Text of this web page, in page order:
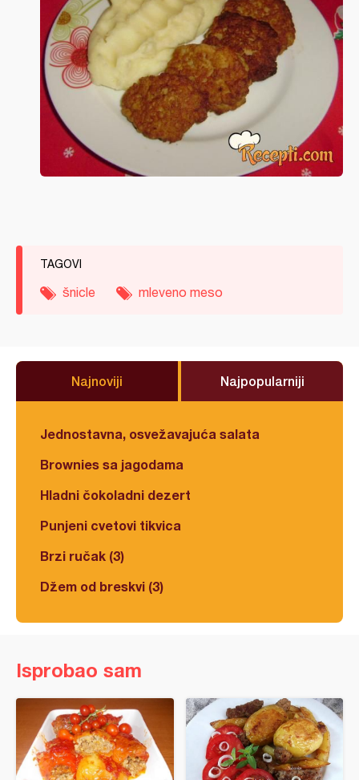
TAGOVI
šnicle mleveno meso
Najnoviji Najpopularniji
Jednostavna, osvežavajuća salata
Brownies sa jagodama
Hladni čokoladni dezert
Punjeni cvetovi tikvica
Brzi ručak (3)
Džem od breskvi (3)
Isprobao sam